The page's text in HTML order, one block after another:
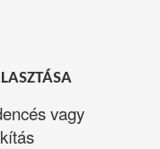
vagy